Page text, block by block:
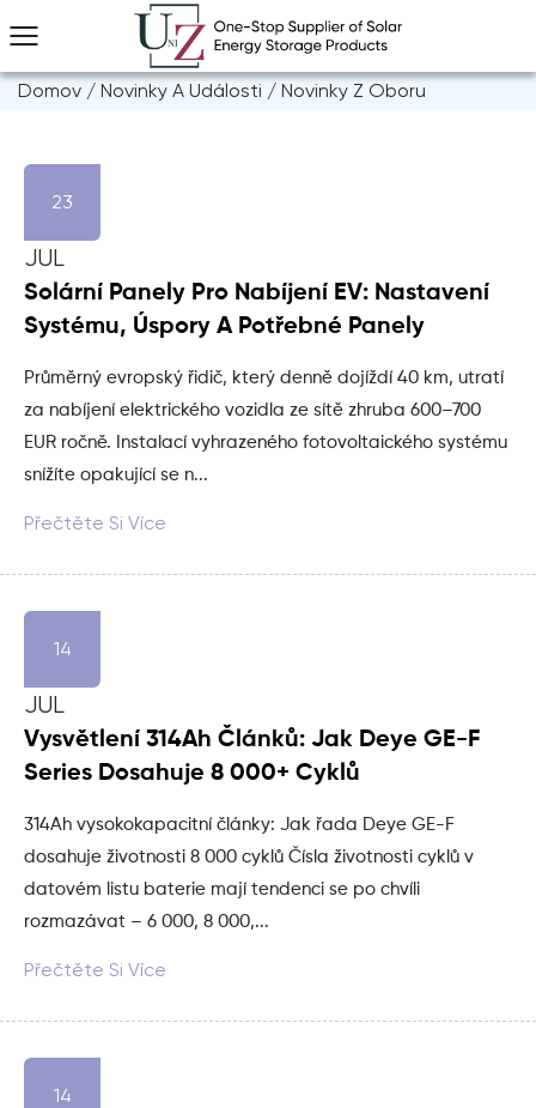
Domov / Novinky A Události / Novinky Z Oboru
23
JUL
Solární Panely Pro Nabíjení EV: Nastavení
Systému, Úspory A Potřebné Panely
Průměrný evropský řidič, který denně dojíždí 40 km, utratí
za nabíjení elektrického vozidla ze sítě zhruba 600–700
EUR ročně. Instalací vyhrazeného fotovoltaického systému
snížíte opakující se n...
Přečtěte Si Více
14
JUL
Vysvětlení 314Ah Článků: Jak Deye GE-F
Series Dosahuje 8 000+ Cyklů
314Ah vysokokapacitní články: Jak řada Deye GE-F
dosahuje životnosti 8 000 cyklů Čísla životnosti cyklů v
datovém listu baterie mají tendenci se po chvíli
rozmazávat – 6 000, 8 000,...
Přečtěte Si Více
14